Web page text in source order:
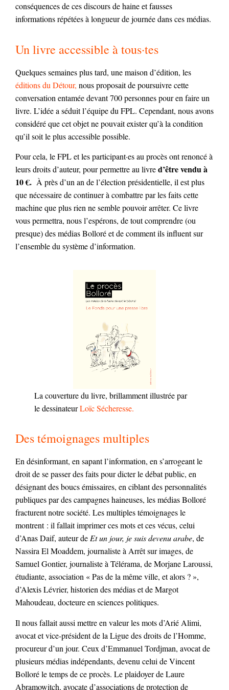
conséquences de ces discours de haine et fausses
informations répétées à longueur de journée dans ces médias.
Un livre accessible à tous·tes
Quelques semaines plus tard, une maison d’édition, les
éditions du Détour, nous proposait de poursuivre cette
conversation entamée devant 700 personnes pour en faire un
livre. L’idée a séduit l’équipe du FPL. Cependant, nous avons
considéré que cet objet ne pouvait exister qu’à la condition
qu’il soit le plus accessible possible.
Pour cela, le FPL et les participant·es au procès ont renoncé à
leurs droits d’auteur, pour permettre au livred’être vendu à
10 €. À près d’un an de l’élection présidentielle, il est plus
que nécessaire de continuer à combattre par les faits cette
machine que plus rien ne semble pouvoir arrêter. Ce livre
vous permettra, nous l’espérons, de tout comprendre (ou
presque) des médias Bolloré et de comment ils influent sur
l’ensemble du système d’information.
La couverture du livre, brillamment illustrée par
le dessinateurLoïc Sécheresse.
Des témoignages multiples
En désinformant, en sapant l’information, en s’arrogeant le
droit de se passer des faits pour dicter le débat public, en
désignant des boucs émissaires, en ciblant des personnalités
publiques par des campagnes haineuses, les médias Bolloré
fracturent notre société. Les multiples témoignages le
montrent : il fallait imprimer ces mots et ces vécus, celui
d’Anas Daif, auteur deEt un jour, je suis devenu arabe, de
Nassira El Moaddem, journaliste à Arrêt sur images, de
Samuel Gontier, journaliste à Télérama, de Morjane Laroussi,
étudiante, association « Pas de la même ville, et alors ? »,
d’Alexis Lévrier, historien des médias et de Margot
Mahoudeau, docteure en sciences politiques.
Il nous fallait aussi mettre en valeur les mots d’Arié Alimi,
avocat et vice-président de la Ligue des droits de l’Homme,
procureur d’un jour. Ceux d’Emmanuel Tordjman, avocat de
plusieurs médias indépendants, devenu celui de Vincent
Bolloré le temps de ce procès. Le plaidoyer de Laure
Abramowitch, avocate d’associations de protection de